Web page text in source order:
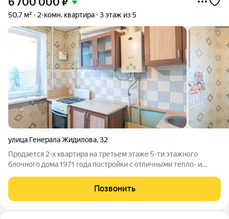
50,7 м² 2-комн. квартира 3 этаж из 5
улица Генерала Жидилова,32
Продается 2-х квартира на третьем этаже 5-ти этажного
блочного дома 1971 года постройки с отличными тепло- и
удачнейшей планировкой: широкий коридор, раздельный
санузел, кухня практически 8м2,
Позвонить